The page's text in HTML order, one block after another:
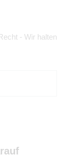
- Wir halten